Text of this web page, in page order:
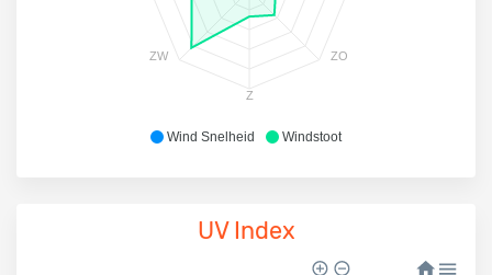
Wind Snelheid Windstoot
ZO
Z
ZW
UV Index